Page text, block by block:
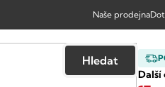
Naše prodejna
Další
Hledat